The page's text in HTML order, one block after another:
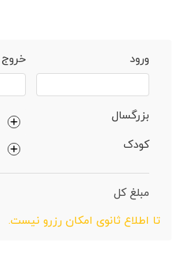
ورود
خروج
بزرگسال
کودک
مبلغ کل
تا اطلاع ثانوی امکان رزرو نیست.